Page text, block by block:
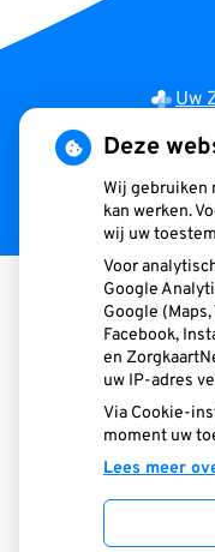
Uw
Privacy verklaring|
Deze
Wij gebruiken
kan werken.
wij uw
Voor
Google
Google
Facebook,
en
uw IP-adres
Via Cookie-
moment uw
Lees meer